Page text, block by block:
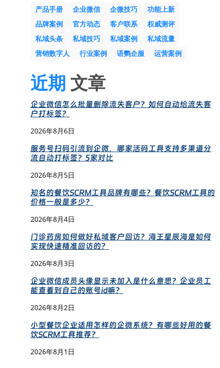
产品手册 企业微信 企微技巧
功能上新
品牌案例
官方动态 客户联系
权威测评
私域头条
私域技巧 私域案例
私域流量
营销数字人
行业案例 语鹦企服 运营案例
近期 文章
企业微信怎么批量删除流失客户？如何自动给流失客
户打标签？
2026年8月6日
服务号扫码引流到企微，哪家活码工具支持多渠道分
流自动打标签？5家对比
2026年8月5日
知名的餐饮SCRM工具品牌有哪些？餐饮SCRM工具的
价格一般是多少？
2026年8月4日
门诊药房如何做好私域客户回访？海王星辰海是如何
实现快速精准回访的？
2026年8月3日
企业微信成员头像显示未加入是什么意思？企业员工
能查看到自己的账号id嘛？
2026年8月2日
小型餐饮企业适用怎样的企微系统？有哪些好用的餐
饮SCRM工具推荐？
2026年8月1日